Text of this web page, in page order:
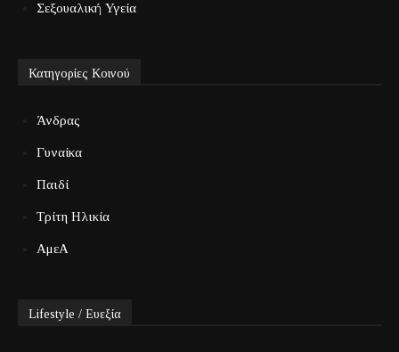
Σεξουαλική Υγεία
Κατηγορίες Κοινού
Άνδρας
Γυναίκα
Παιδί
Τρίτη Ηλικία
ΑμεΑ
Lifestyle / Ευεξία